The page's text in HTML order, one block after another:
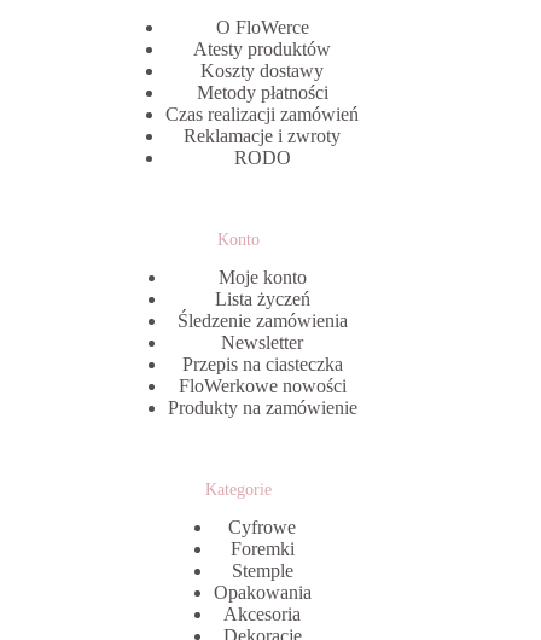
O FloWerce
Atesty produktów
Koszty dostawy
Metody płatności
Czas realizacji zamówień
Reklamacje i zwroty
RODO
Konto
Moje konto
Lista życzeń
Śledzenie zamówienia
Newsletter
Przepis na ciasteczka
FloWerkowe nowości
Produkty na zamówienie
Kategorie
Cyfrowe
Foremki
Stemple
Opakowania
Akcesoria
Dekoracje